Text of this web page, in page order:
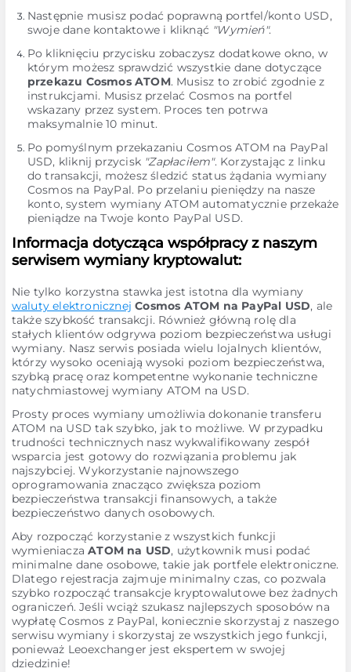
Następnie musisz podać poprawną portfel/konto USD,
swoje dane kontaktowe i kliknąć "Wymień".
Po kliknięciu przycisku zobaczysz dodatkowe okno, w
którym możesz sprawdzić wszystkie dane dotyczące
przekazu Cosmos ATOM. Musisz to zrobić zgodnie z
instrukcjami. Musisz przelać Cosmos na portfel
wskazany przez system. Proces ten potrwa
maksymalnie 10 minut.
Po pomyślnym przekazaniu Cosmos ATOM na PayPal
USD, kliknij przycisk "Zapłaciłem". Korzystając z linku
do transakcji, możesz śledzić status żądania wymiany
Cosmos na PayPal. Po przelaniu pieniędzy na nasze
konto, system wymiany ATOM automatycznie przekaże
pieniądze na Twoje konto PayPal USD.
Informacja dotycząca współpracy z naszym
serwisem wymiany kryptowalut:
Nie tylko korzystna stawka jest istotna dla wymiany
waluty elektronicznej Cosmos ATOM na PayPal USD, ale
także szybkość transakcji. Również główną rolę dla
stałych klientów odgrywa poziom bezpieczeństwa usługi
wymiany. Nasz serwis posiada wielu lojalnych klientów,
którzy wysoko oceniają wysoki poziom bezpieczeństwa,
szybką pracę oraz kompetentne wykonanie techniczne
natychmiastowej wymiany ATOM na USD.
Prosty proces wymiany umożliwia dokonanie transferu
ATOM na USD tak szybko, jak to możliwe. W przypadku
trudności technicznych nasz wykwalifikowany zespół
wsparcia jest gotowy do rozwiązania problemu jak
najszybciej. Wykorzystanie najnowszego
oprogramowania znacząco zwiększa poziom
bezpieczeństwa transakcji finansowych, a także
bezpieczeństwo danych osobowych.
Aby rozpocząć korzystanie z wszystkich funkcji
wymieniaczaATOM na USD, użytkownik musi podać
minimalne dane osobowe, takie jak portfele elektroniczne.
Dlatego rejestracja zajmuje minimalny czas, co pozwala
szybko rozpocząć transakcje kryptowalutowe bez żadnych
ograniczeń. Jeśli wciąż szukasz najlepszych sposobów na
wypłatę Cosmos z PayPal, koniecznie skorzystaj z naszego
serwisu wymiany i skorzystaj ze wszystkich jego funkcji,
ponieważ Leoexchanger jest ekspertem w swojej
dziedzinie!